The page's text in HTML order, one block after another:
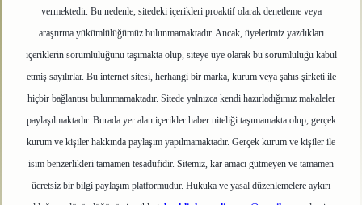
vermektedir. Bu nedenle, sitedeki içerikleri proaktif olarak denetleme veya
araştırma yükümlülüğümüz bulunmamaktadır. Ancak, üyelerimiz yazdıkları
içeriklerin sorumluluğunu taşımakta olup, siteye üye olarak bu sorumluluğu kabul
etmiş sayılırlar. Bu internet sitesi, herhangi bir marka, kurum veya şahıs şirketi ile
hiçbir bağlantısı bulunmamaktadır. Sitede yalnızca kendi hazırladığımız makaleler
paylaşılmaktadır. Burada yer alan içerikler haber niteliği taşımamakta olup, gerçek
kurum ve kişiler hakkında paylaşım yapılmamaktadır. Gerçek kurum ve kişiler ile
isim benzerlikleri tamamen tesadüfidir. Sitemiz, kar amacı gütmeyen ve tamamen
ücretsiz bir bilgi paylaşım platformudur. Hukuka ve yasal düzenlemelere aykırı